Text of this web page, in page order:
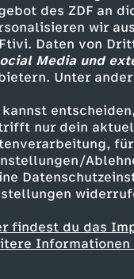
des ZDF an
wir
Daten von
Media und
Unter
kannst
nur dein
findest du das
Darsteller
Melanie
Claudia
Tarik Coban
Wolf Haller -
Wolle -
Dr. Philipp
Kayra
Lutger Dörr -
Jana Dörr -